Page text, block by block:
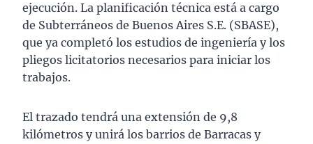
ejecución. La planificación técnica está a cargo
de Subterráneos de Buenos Aires S.E. (SBASE),
que ya completó los estudios de ingeniería y los
pliegos licitatorios necesarios para iniciar los
trabajos.
El trazado tendrá una extensión de 9,8
kilómetros y unirá los barrios de Barracas y